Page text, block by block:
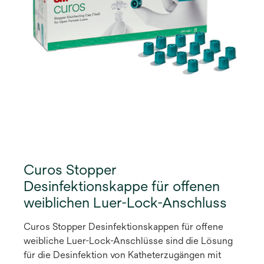
Curos Stopper
Desinfektionskappe für offenen
weiblichen Luer-Lock-Anschluss
Curos Stopper Desinfektionskappen für offene
weibliche Luer-Lock-Anschlüsse sind die Lösung
für die Desinfektion von Katheterzugängen mit